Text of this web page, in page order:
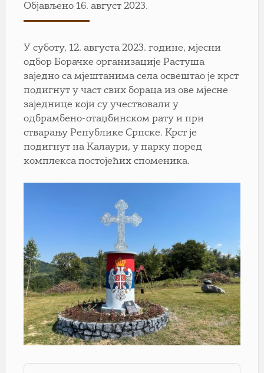
Објављено 16. август 2023.
У суботу, 12. августа 2023. године, мјесни
одбор Борачке организације Растуша
заједно са мјештанима села освештао је крст
подигнут у част свих бораца из ове мјесне
заједнице који су учествовали у
одбрамбено-отаџбинском рату и при
стварању Републике Српске. Крст је
подигнут на Калаури, у парку поред
комплекса постојећих споменика.